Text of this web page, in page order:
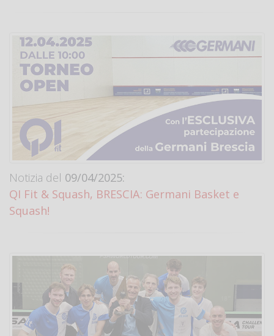
Notizia del 09/04/2025:
QI Fit & Squash, BRESCIA: Germani Basket e
Squash!